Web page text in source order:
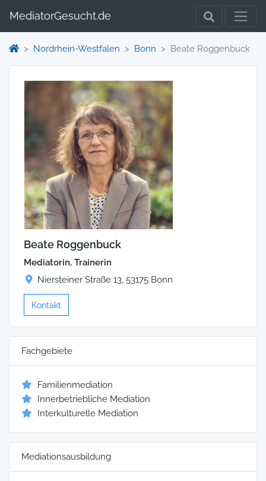
MediatorGesucht.de
Nordrhein-Westfalen Bonn Beate Roggenbuck
Beate Roggenbuck
Mediatorin, Trainerin
Niersteiner Straße 13, 53175 Bonn
Kontakt
Fachgebiete
Familienmediation
Innerbetriebliche Mediation
Interkulturelle Mediation
Mediationsausbildung